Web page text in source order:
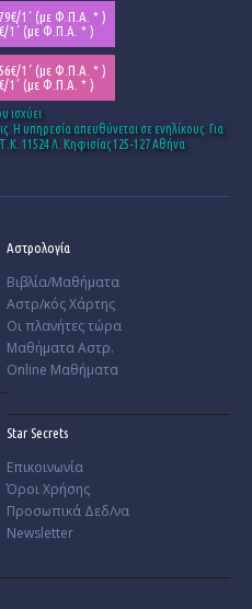
1΄ (με Φ.Π.Α. * )
1΄ (με Φ.Π.Α. * )
1΄ (με Φ.Π.Α. * )
1΄ (με Φ.Π.Α. * )
ισχύει
Η υπηρεσία απευθύνεται σε ενηλίκους. Για
11524 Λ. Κηφισίας 125-127 Αθήνα
Αστρολογία
Βιβλία/Μαθήματα
Αστρ/κός Χάρτης
Οι πλανήτες τώρα
Μαθήματα Αστρ.
Online Μαθήματα
Star Secrets
Επικοινωνία
Όροι Χρήσης
Προσωπικά Δεδ/να
Newsletter